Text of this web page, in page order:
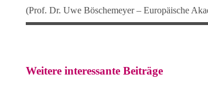
(Prof. Dr. Uwe Böschemeyer – Europäische
Weitere interessante Beiträge